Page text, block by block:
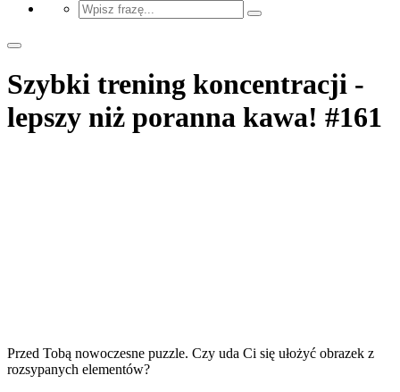
Szybki trening koncentracji -
lepszy niż poranna kawa! #161
Przed Tobą nowoczesne puzzle. Czy uda Ci się ułożyć obrazek z
rozsypanych elementów?